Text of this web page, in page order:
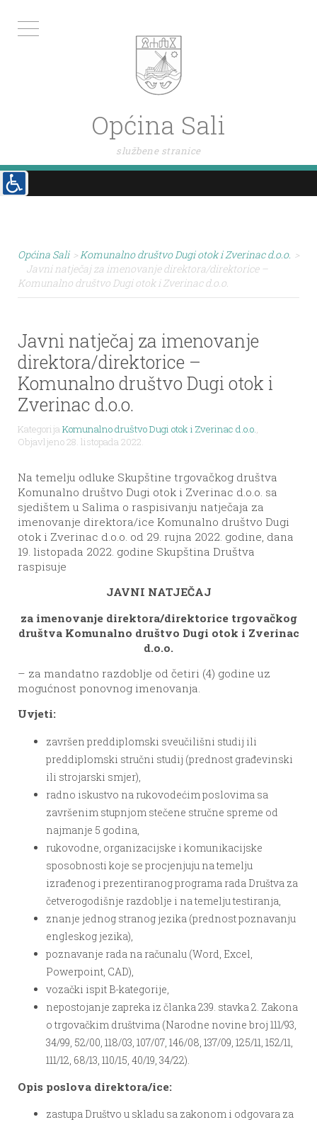
Općina Sali
službene stranice
Općina Sali > Komunalno društvo Dugi otok i Zverinac d.o.o. >
Javni natječaj za imenovanje direktora/direktorice –
Komunalno društvo Dugi otok i Zverinac d.o.o.
Javni natječaj za imenovanje
direktora/direktorice –
Komunalno društvo Dugi otok i
Zverinac d.o.o.
KategorijaKomunalno društvo Dugi otok i Zverinac d.o.o.,
Objavljeno 28. listopada 2022.
Na temelju odluke Skupštine trgovačkog društva
Komunalno društvo Dugi otok i Zverinac d.o.o. sa
sjedištem u Salima o raspisivanju natječaja za
imenovanje direktora/ice Komunalno društvo Dugi
otok i Zverinac d.o.o. od 29. rujna 2022. godine, dana
19. listopada 2022. godine Skupština Društva
raspisuje
JAVNI NATJEČAJ
za imenovanje direktora/direktorice trgovačkog
društva Komunalno društvo Dugi otok i Zverinac
d.o.o.
– za mandatno razdoblje od četiri (4) godine uz
mogućnost ponovnog imenovanja.
Uvjeti:
završen preddiplomski sveučilišni studij ili
preddiplomski stručni studij (prednost građevinski
ili strojarski smjer),
radno iskustvo na rukovodećim poslovima sa
završenim stupnjom stečene stručne spreme od
najmanje 5 godina,
rukovodne, organizacijske i komunikacijske
sposobnosti koje se procjenjuju na temelju
izrađenog i prezentiranog programa rada Društva za
četverogodišnje razdoblje i na temelju testiranja,
znanje jednog stranog jezika (prednost poznavanju
engleskog jezika),
poznavanje rada na računalu (Word, Excel,
Powerpoint, CAD),
vozački ispit B-kategorije,
nepostojanje zapreka iz članka 239. stavka 2. Zakona
o trgovačkim društvima (Narodne novine broj 111/93,
34/99, 52/00, 118/03, 107/07, 146/08, 137/09, 125/11, 152/11,
111/12, 68/13, 110/15, 40/19, 34/22).
Opis poslova direktora/ice:
zastupa Društvo u skladu sa zakonom i odgovara za